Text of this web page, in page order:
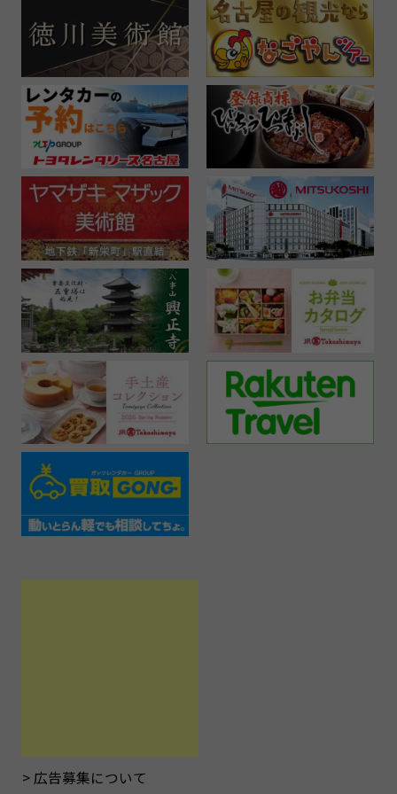
広告募集について